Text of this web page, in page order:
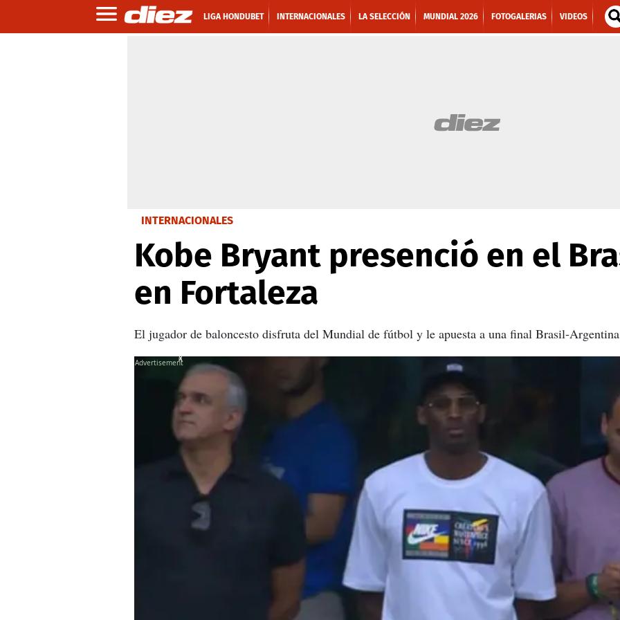
LIGA HONDUBET INTERNACIONALES LA SELECCIÓN MUNDIAL 2026 FOTOGALERIAS VIDEOS
INTERNACIONALES
Kobe Bryant presenció en el
en Fortaleza
El jugador de baloncesto disfruta del Mundial de fútbol y le apuesta a una final Brasil-
X